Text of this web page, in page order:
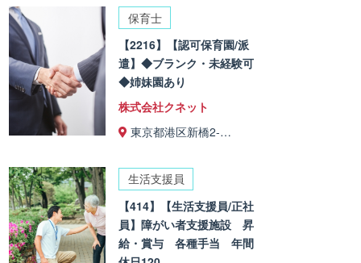
保育士
【2216】【認可保育園/派
遣】◆ブランク・未経験可
◆姉妹園あり
株式会社クネット
東京都港区新橋2-…
生活支援員
【414】【生活支援員/正社
員】障がい者支援施設 昇
給・賞与 各種手当 年間